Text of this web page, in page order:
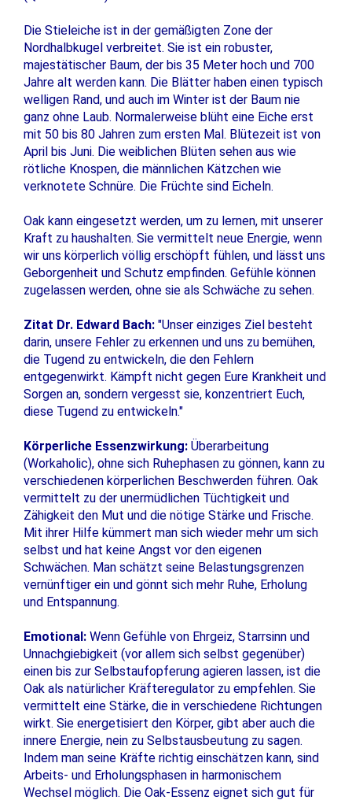
Die Stieleiche ist in der gemäßigten Zone der
Nordhalbkugel verbreitet. Sie ist ein robuster,
majestätischer Baum, der bis 35 Meter hoch und 700
Jahre alt werden kann. Die Blätter haben einen typisch
welligen Rand, und auch im Winter ist der Baum nie
ganz ohne Laub. Normalerweise blüht eine Eiche erst
mit 50 bis 80 Jahren zum ersten Mal. Blütezeit ist von
April bis Juni. Die weiblichen Blüten sehen aus wie
rötliche Knospen, die männlichen Kätzchen wie
verknotete Schnüre. Die Früchte sind Eicheln.
Oak kann eingesetzt werden, um zu lernen, mit unserer
Kraft zu haushalten. Sie vermittelt neue Energie, wenn
wir uns körperlich völlig erschöpft fühlen, und lässt uns
Geborgenheit und Schutz empfinden. Gefühle können
zugelassen werden, ohne sie als Schwäche zu sehen.
Zitat Dr. Edward Bach: "Unser einziges Ziel besteht
darin, unsere Fehler zu erkennen und uns zu bemühen,
die Tugend zu entwickeln, die den Fehlern
entgegenwirkt. Kämpft nicht gegen Eure Krankheit und
Sorgen an, sondern vergesst sie, konzentriert Euch,
diese Tugend zu entwickeln."
Körperliche Essenzwirkung: Überarbeitung
(Workaholic), ohne sich Ruhephasen zu gönnen, kann zu
verschiedenen körperlichen Beschwerden führen. Oak
vermittelt zu der unermüdlichen Tüchtigkeit und
Zähigkeit den Mut und die nötige Stärke und Frische.
Mit ihrer Hilfe kümmert man sich wieder mehr um sich
selbst und hat keine Angst vor den eigenen
Schwächen. Man schätzt seine Belastungsgrenzen
vernünftiger ein und gönnt sich mehr Ruhe, Erholung
und Entspannung.
Emotional: Wenn Gefühle von Ehrgeiz, Starrsinn und
Unnachgiebigkeit (vor allem sich selbst gegenüber)
einen bis zur Selbstaufopferung agieren lassen, ist die
Oak als natürlicher Kräfteregulator zu empfehlen. Sie
vermittelt eine Stärke, die in verschiedene Richtungen
wirkt. Sie energetisiert den Körper, gibt aber auch die
innere Energie, nein zu Selbstausbeutung zu sagen.
Indem man seine Kräfte richtig einschätzen kann, sind
Arbeits- und Erholungsphasen in harmonischem
Wechsel möglich. Die Oak-Essenz eignet sich gut für